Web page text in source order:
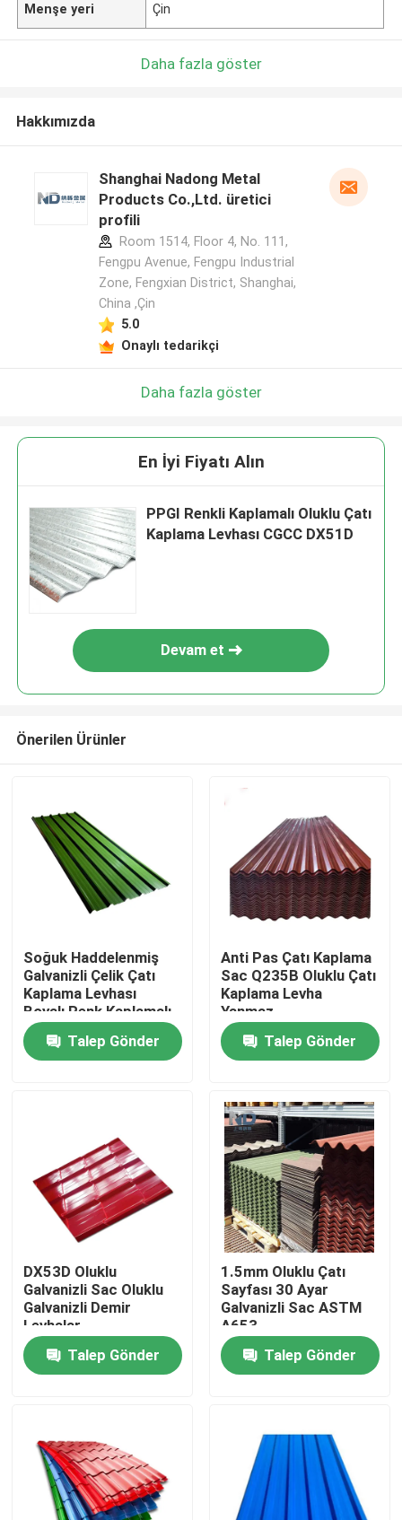
Ev
Ürün:% s
Fabrika turu
Kalite kontrol
Bize Ulaşın
Haberler
Soğuk Haddelenmiş Paslanmaz Çelik Rulo
Cilalı Paslanmaz Çelik Rulo
Menşe yeri Çin
Daha fazla göster
Hakkımızda
Shanghai Nadong Metal
Products Co.,Ltd. üretici
profili
Room 1514, Floor 4, No. 111,
Fengpu Avenue, Fengpu Industrial
Zone, Fengxian District, Shanghai,
China ,Çin
5.0
Onaylı tedarikçi
Daha fazla göster
En İyi Fiyatı Alın
PPGI Renkli Kaplamalı Oluklu Çatı
Kaplama Levhası CGCC DX51D
Devam et
Önerilen Ürünler
Soğuk Haddelenmiş
Galvanizli Çelik Çatı
Kaplama Levhası
Boyalı Renk Kaplamalı
Oluklu 600mm
Talep Gönder
Anti Pas Çatı Kaplama
Sac Q235B Oluklu Çatı
Kaplama Levha
Yanmaz
Talep Gönder
DX53D Oluklu
Galvanizli Sac Oluklu
Galvanizli Demir
Levhalar
Talep Gönder
1.5mm Oluklu Çatı
Sayfası 30 Ayar
Galvanizli Sac ASTM
A653
Talep Gönder